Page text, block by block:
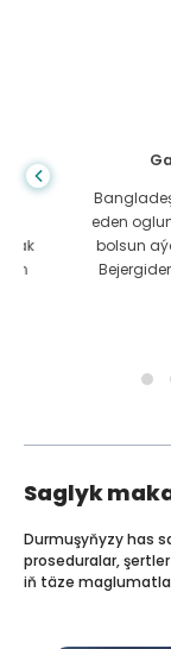
eden ogluma
bolsun
Bejergiden
Saglyk
Durmuşyňyzy has
proseduralar,
iň täze